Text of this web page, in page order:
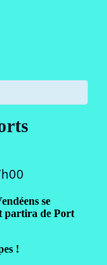
se
partira de Port
!